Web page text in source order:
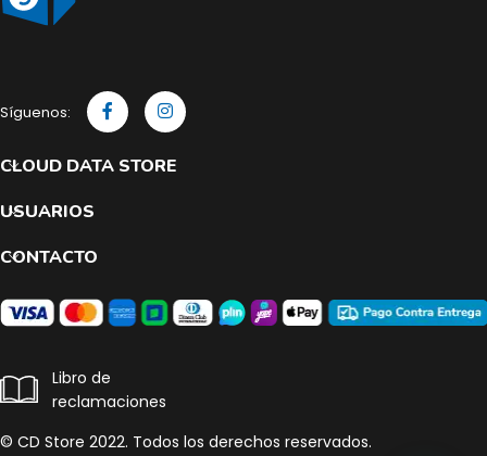
Síguenos:
CLOUD DATA STORE
USUARIOS
CONTACTO
Libro de
reclamaciones
© CD Store 2022. Todos los derechos reservados.